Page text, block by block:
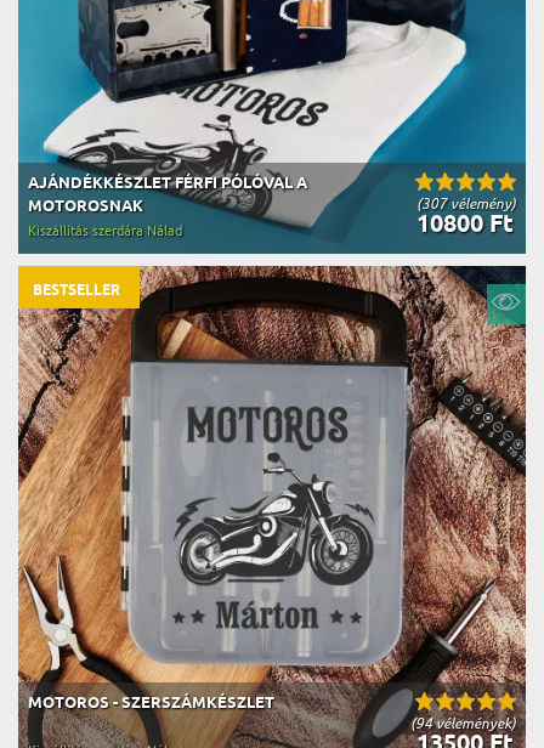
(307 vélemény)
AJÁNDÉKKÉSZLET FÉRFI PÓLÓVAL A
MOTOROSNAK
10800 Ft
Kiszállítás szerdára Nálad
(94 vélemények)
MOTOROS - SZERSZÁMKÉSZLET
BESTSELLER